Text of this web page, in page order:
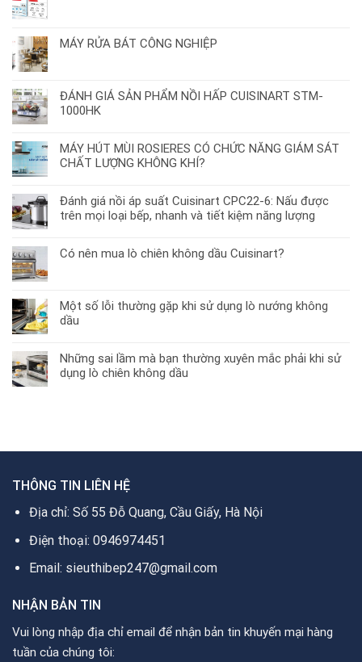
MÁY RỬA BÁT CÔNG NGHIỆP
ĐÁNH GIÁ SẢN PHẨM NỒI HẤP CUISINART STM-
1000HK
MÁY HÚT MÙI ROSIERES CÓ CHỨC NĂNG GIÁM SÁT
CHẤT LƯỢNG KHÔNG KHÍ?
Đánh giá nồi áp suất Cuisinart CPC22-6: Nấu được
trên mọi loại bếp, nhanh và tiết kiệm năng lượng
Có nên mua lò chiên không dầu Cuisinart?
Một số lỗi thường gặp khi sử dụng lò nướng không
dầu
Những sai lầm mà bạn thường xuyên mắc phải khi sử
dụng lò chiên không dầu
THÔNG TIN LIÊN HỆ
Địa chỉ: Số 55 Đỗ Quang, Cầu Giấy, Hà Nội
Điện thoại: 0946974451
Email: sieuthibep247@gmail.com
NHẬN BẢN TIN
Vui lòng nhập địa chỉ email để nhận bản tin khuyến mại hàng
tuần của chúng tôi: